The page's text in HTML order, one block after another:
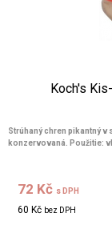
Koch's
Strúhaný chren pikantný
konzervovaná. Použitie:
72 Kč s DPH
60 Kč bez DPH